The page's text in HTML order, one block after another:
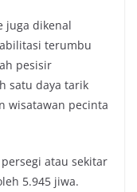
juga dikenal
terumbu
pesisir
satu daya tarik
wisatawan pecinta
atau sekitar
5.945 jiwa.